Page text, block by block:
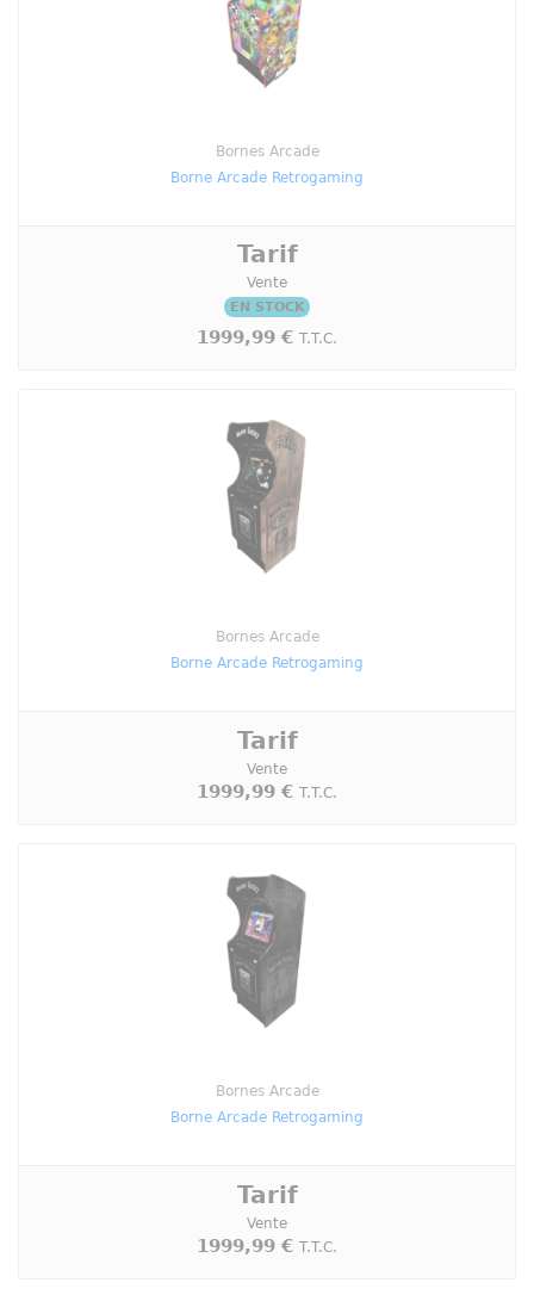
Bornes Arcade
Borne Arcade Retrogaming
Tarif
Vente
EN STOCK
1999,99 € T.T.C.
Bornes Arcade
Borne Arcade Retrogaming
Tarif
Vente
1999,99 € T.T.C.
Bornes Arcade
Borne Arcade Retrogaming
Tarif
Vente
1999,99 € T.T.C.